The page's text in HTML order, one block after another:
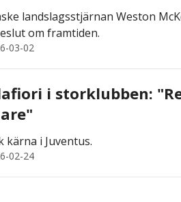
landslagsstjärnan Weston
om framtiden.
03-02
i storklubben:
kärna i Juventus.
02-24